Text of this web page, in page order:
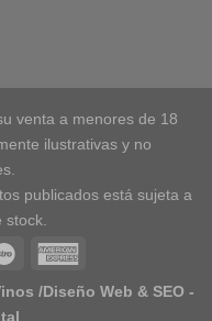
venta a menores de 18
ilustrativas y no
publicados está sujeta a
stock.
/Diseño Web & SEO -